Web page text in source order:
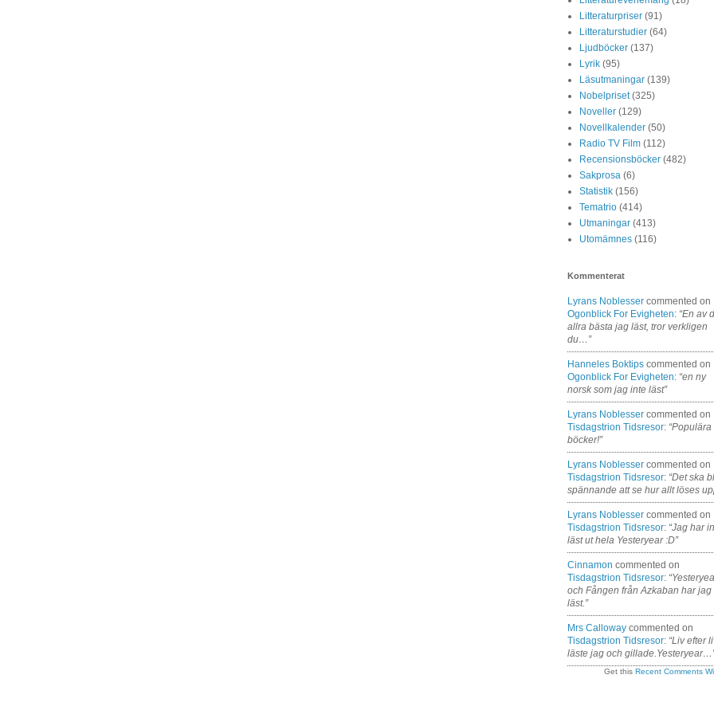
Litteraturpriser (91)
Litteraturstudier (64)
Ljudböcker (137)
Lyrik (95)
Läsutmaningar (139)
Nobelpriset (325)
Noveller (129)
Novellkalender (50)
Radio TV Film (112)
Recensionsböcker (482)
Sakprosa (6)
Statistik (156)
Tematrio (414)
Utmaningar (413)
Utomämnes (116)
Kommenterat
Lyrans Noblesser commented on
Ogonblick For Evigheten: “En av
allra bästa jag läst, tror verkligen
du…”
Hanneles Boktips commented on
Ogonblick For Evigheten: “en ny
norsk som jag inte läst”
Lyrans Noblesser commented on
Tisdagstrion Tidsresor: “Populära
böcker!”
Lyrans Noblesser commented on
Tisdagstrion Tidsresor: “Det ska
spännande att se hur allt löses
Lyrans Noblesser commented on
Tisdagstrion Tidsresor: “Jag har
läst ut hela Yesteryear :D”
Cinnamon commented on
Tisdagstrion Tidsresor:
och Fången från Azkaban har jag
läst.”
Mrs Calloway commented on
Tisdagstrion Tidsresor: “Liv efter
läste jag och
Get this Recent Comments